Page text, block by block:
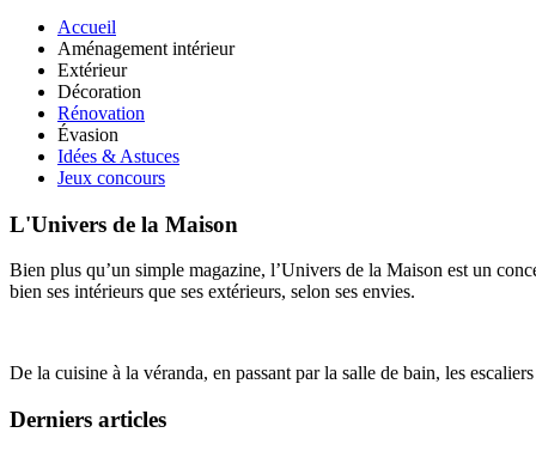
Accueil
Aménagement intérieur
Extérieur
Décoration
Rénovation
Évasion
Idées & Astuces
Jeux concours
L'Univers de la Maison
Bien plus qu’un simple magazine, l’Univers de la Maison est un
bien ses intérieurs que ses extérieurs, selon ses envies.
De la cuisine à la véranda, en passant par la salle de bain, les
Derniers articles